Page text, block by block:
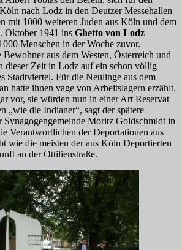
nach Lodz in den Deutzer Messehallen
mit 1000 weiteren Juden aus Köln und dem
Oktober 1941 ins Ghetto von Lodz
Menschen in der Woche zuvor.
Bewohner aus dem Westen, Österreich und
dieser Zeit in Lodz auf ein schon völlig
Stadtviertel. Für die Neulinge aus dem
hatte ihnen vage von Arbeitslagern erzählt.
vor, sie würden nun in einer Art Reservat
„wie die Indianer“, sagt der spätere
Synagogengemeinde Moritz Goldschmidt in
Verantwortlichen der Deportationen aus
wie die meisten der aus Köln Deportierten
an der Ottilienstraße.